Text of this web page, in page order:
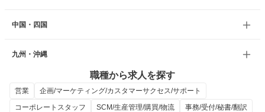
中国・四国
九州・沖縄
職種から求人を探す
営業
企画/マーケティング/カスタマーサクセス/サポート
コーポレートスタッフ
SCM/生産管理/購買/物流
事務/受付/秘書/翻訳